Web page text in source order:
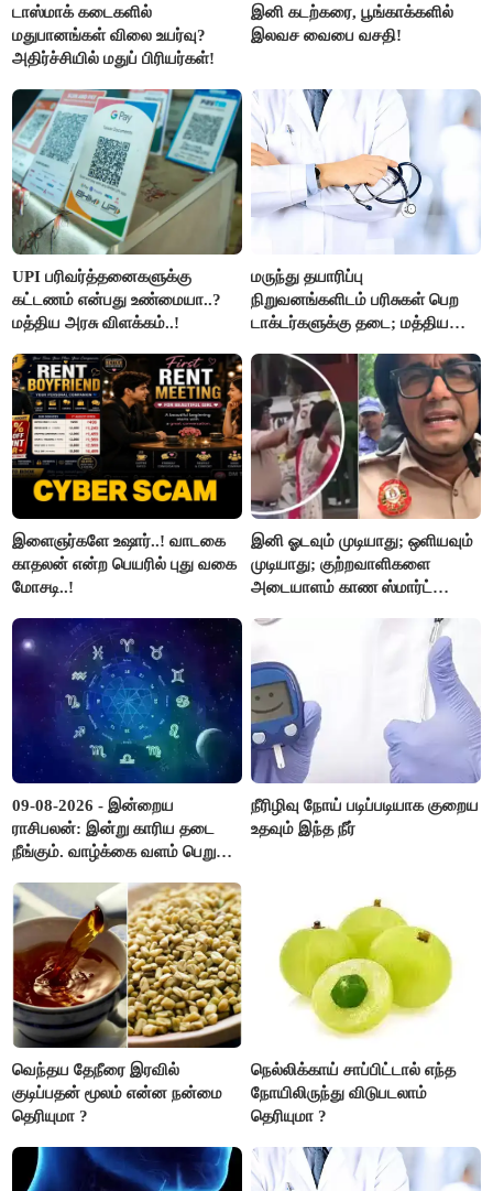
டாஸ்மாக் கடைகளில்
மதுபானங்கள் விலை உயர்வு?
அதிர்ச்சியில் மதுப் பிரியர்கள்!
இனி கடற்கரை, பூங்காக்களில்
இலவச வைபை வசதி!
UPI பரிவர்த்தனைகளுக்கு
கட்டணம் என்பது உண்மையா..?
மத்திய அரசு விளக்கம்..!
மருந்து தயாரிப்பு
நிறுவனங்களிடம் பரிசுகள் பெற
டாக்டர்களுக்கு தடை; மத்திய
இளைஞர்களே உஷார்..! வாடகை
காதலன் என்ற பெயரில் புது வகை
மோசடி..!
இனி ஓடவும் முடியாது; ஒளியவும்
முடியாது; குற்றவாளிகளை
அடையாளம் காண ஸ்மார்ட்
09-08-2026 - இன்றைய
ராசிபலன்: இன்று காரிய தடை
நீங்கும். வாழ்க்கை வளம் பெறும்.
எடைபோடுவது நல்லது..!
நீரிழிவு நோய் படிப்படியாக குறைய
உதவும் இந்த நீர்
வெந்தய தேநீரை இரவில்
குடிப்பதன் மூலம் என்ன நன்மை
தெரியுமா ?
நெல்லிக்காய் சாப்பிட்டால் எந்த
நோயிலிருந்து விடுபடலாம்
தெரியுமா ?